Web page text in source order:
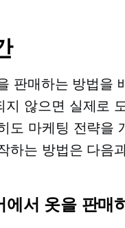
판매하는 방법을
지 않으면 실제로
도 마케팅 전략을
하는 방법은 다음
에서 옷을 판매